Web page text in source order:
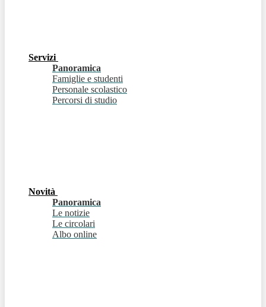
Servizi
Panoramica
Famiglie e studenti
Personale scolastico
Percorsi di studio
Novità
Panoramica
Le notizie
Le circolari
Albo online